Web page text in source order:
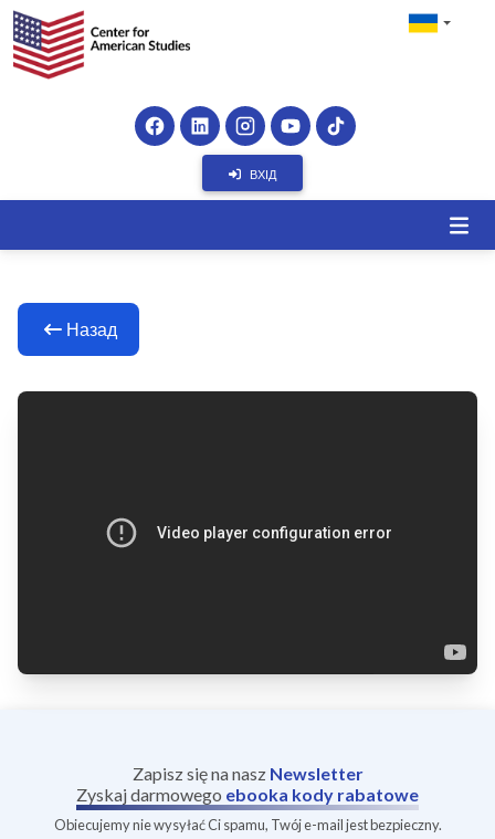
ВХІД
Назад
Zapisz się na nasz Newsletter
Zyskaj darmowego ebooka kody rabatowe
Obiecujemy nie wysyłać Ci spamu, Twój e-mail jest bezpieczny.